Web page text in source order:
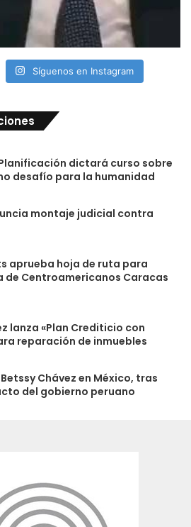
Síguenos en Instagram
dictará curso sobre
desafío para la humanidad
montaje judicial contra
aprueba hoja de ruta para
Centroamericanos Caracas
lanza «Plan Crediticio con
reparación de inmuebles
Chávez en México, tras
del gobierno peruano